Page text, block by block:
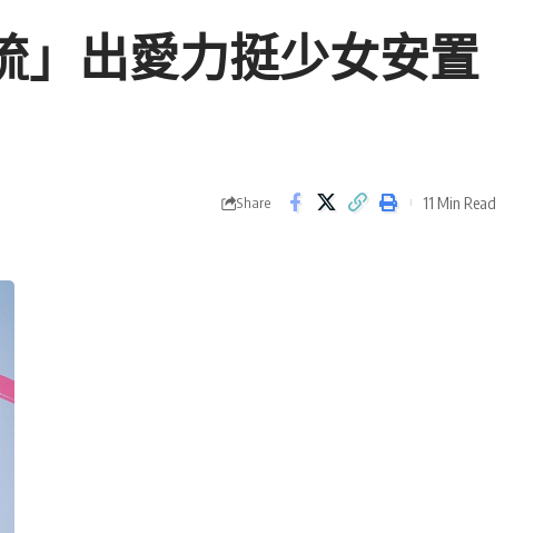
」出愛力挺少女安置
Share 11 Min Read